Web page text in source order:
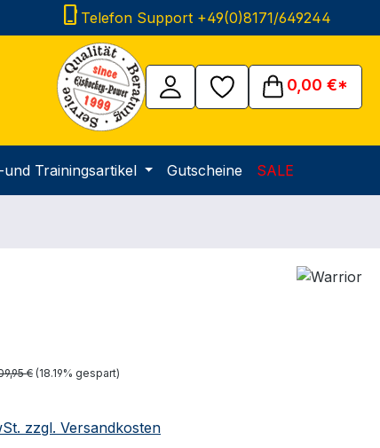
phone_iphone Telefon Support +49(0)8171/649244
0,00 €*
und Trainingsartikel Gutscheine SALE
Preis:
€ (18.19% gespart)
zzgl. Versandkosten